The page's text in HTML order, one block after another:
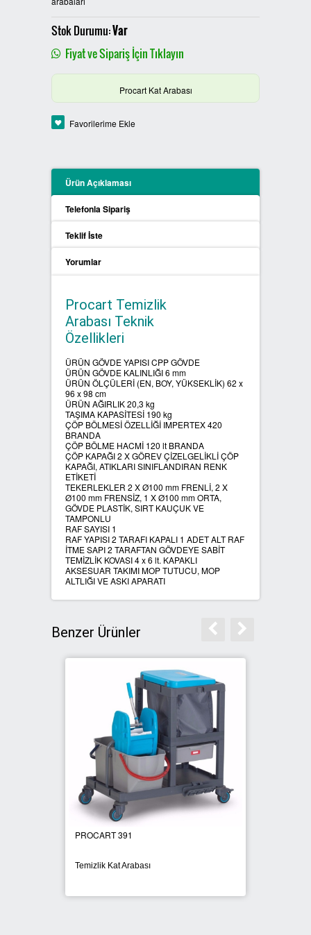
PLASTİK SIFIR ATIK KUTULARI
BOYALI SIFIR ATIK KUTULARI
METAL SIFIR ATIK KUTULARI
ÖZEL ÜRETİM SIFIR ATIK
PROCYCLE SIFIR ATIK
KUTULARI
PİL ATIK KUTULARI
PANOSU
SIFIR ATIK ÇÖP POŞETLERİ
SIFIR ATIK GERİ DÖNÜŞÜM
KUTULARI
Stok Durumu:Var
Fiyat ve Sipariş İçin Tıklayın
Procart Kat Arabası
Favorilerime Ekle
Ürün Açıklaması
Telefonla Sipariş
Teklif İste
Yorumlar
Procart Temizlik
Arabası Teknik
Özellikleri
ÜRÜN GÖVDE YAPISI CPP GÖVDE
ÜRÜN GÖVDE KALINLIĞI 6 mm
ÜRÜN ÖLÇÜLERİ (EN, BOY, YÜKSEKLİK) 62 x
96 x 98 cm
ÜRÜN AĞIRLIK 20,3 kg
TAŞIMA KAPASİTESİ 190 kg
ÇÖP BÖLMESİ ÖZELLİĞİ IMPERTEX 420
BRANDA
ÇÖP BÖLME HACMİ 120 lt BRANDA
ÇÖP KAPAĞI 2 X GÖREV ÇİZELGELİKLİ ÇÖP
KAPAĞI, ATIKLARI SINIFLANDIRAN RENK
ETİKETİ
TEKERLEKLER 2 X Ø100 mm FRENLİ, 2 X
Ø100 mm FRENSİZ, 1 X Ø100 mm ORTA,
GÖVDE PLASTİK, SIRT KAUÇUK VE
TAMPONLU
RAF SAYISI 1
RAF YAPISI 2 TARAFI KAPALI 1 ADET ALT RAF
İTME SAPI 2 TARAFTAN GÖVDEYE SABİT
TEMİZLİK KOVASI 4 x 6 lt. KAPAKLI
AKSESUAR TAKIMI MOP TUTUCU, MOP
ALTLIĞI VE ASKI APARATI
Benzer Ürünler